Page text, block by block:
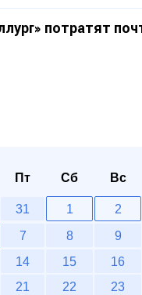
потратят
Пт Сб Вс
31 1
2
7 8
9
14 15
16
21 22
23